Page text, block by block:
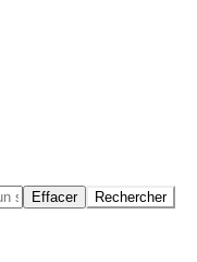
Effacer Rechercher